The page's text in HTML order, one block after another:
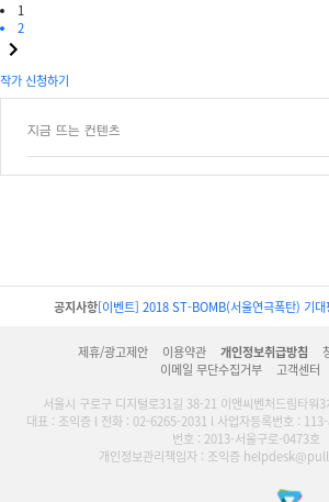
1
2
작가 신청하기
지금 뜨는 컨텐츠
공지사항[이벤트] 2018 ST-BOMB(서울연극폭탄) 기대
제휴/광고제안 이용약관 개인정보취급방침
이메일 무단수집거부
고객센터
서울시 구로구 디지털로31길 38-21 이앤씨벤처드림타워
대표 : 조익증 l 전화 : 02-6265-2031 l 사업자등록번호 :
번호 : 2013-서울구로-0473호
개인정보관리책임자 : 조익증